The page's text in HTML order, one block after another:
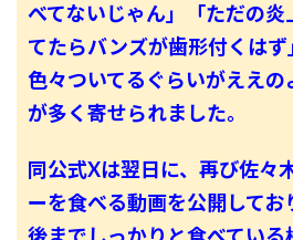
べてないじゃん」「ただの
てたらバンズが歯形付くは
色々ついてるぐらいがええ
が多く寄せられました。
同公式Xは翌日に、再び佐々
ーを食べる動画を公開して